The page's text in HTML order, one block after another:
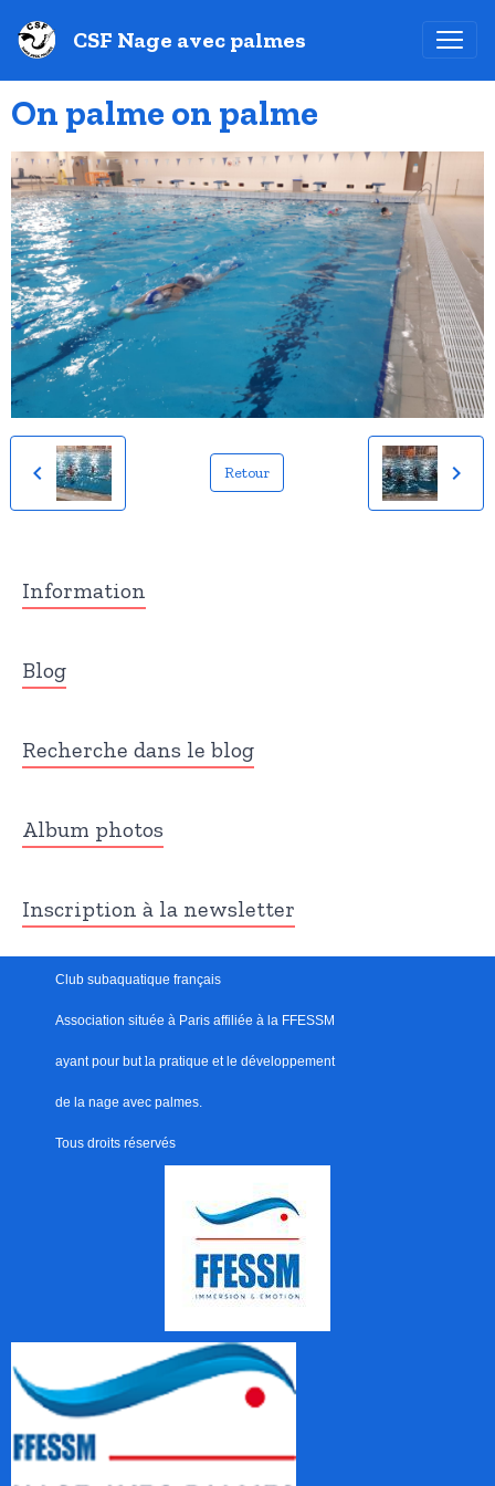
CSF Nage avec palmes
On palme on palme
Retour
Information
Blog
Recherche dans le blog
Album photos
Inscription à la newsletter
Club subaquatique français
Association située à Paris affiliée à la FFESSM
ayant pour but la pratique et le développement
de la nage avec palmes.
Tous droits réservés